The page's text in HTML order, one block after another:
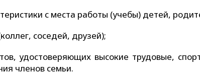
с места работы (учебы) детей,
соседей, друзей);
удостоверяющих высокие трудовые,
членов семьи.